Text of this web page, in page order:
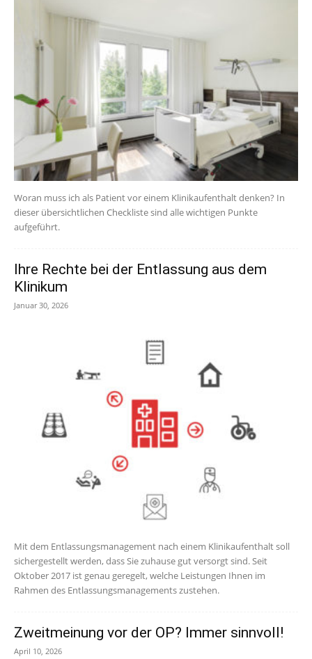
Woran muss ich als Patient vor einem Klinikaufenthalt denken? In
dieser übersichtlichen Checkliste sind alle wichtigen Punkte
aufgeführt.
Ihre Rechte bei der Entlassung aus dem
Klinikum
Januar 30, 2026
Mit dem Entlassungsmanagement nach einem Klinikaufenthalt soll
sichergestellt werden, dass Sie zuhause gut versorgt sind. Seit
Oktober 2017 ist genau geregelt, welche Leistungen Ihnen im
Rahmen des Entlassungsmanagements zustehen.
Zweitmeinung vor der OP? Immer sinnvoll!
April 10, 2026